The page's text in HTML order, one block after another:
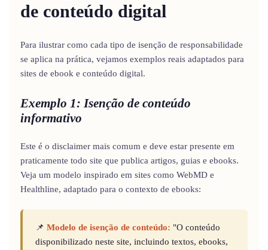
de conteúdo digital
Para ilustrar como cada tipo de isenção de responsabilidade
se aplica na prática, vejamos exemplos reais adaptados para
sites de ebook e conteúdo digital.
Exemplo 1: Isenção de conteúdo
informativo
Este é o disclaimer mais comum e deve estar presente em
praticamente todo site que publica artigos, guias e ebooks.
Veja um modelo inspirado em sites como WebMD e
Healthline, adaptado para o contexto de ebooks:
📌 Modelo de isenção de conteúdo: "O conteúdo
disponibilizado neste site, incluindo textos, ebooks,